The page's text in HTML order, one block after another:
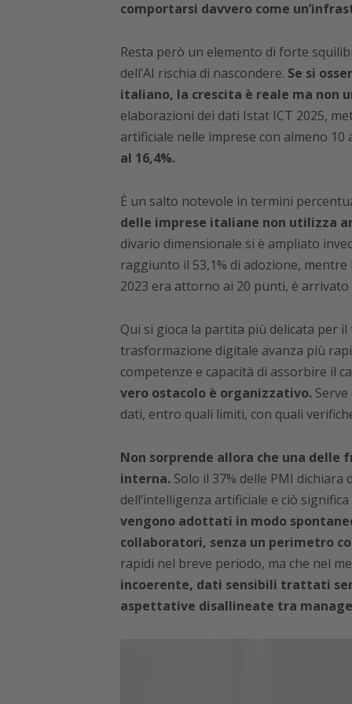
comportarsi davvero come
Resta però un elemento di forte
dell’AI rischia di nascondere. Se si
italiano, la crescita è reale ma non
elaborazioni dei dati Istat ICT 2025,
artificiale nelle imprese con almeno 10
al 16,4%.
È un salto notevole in termini
delle imprese italiane non utilizza
divario dimensionale si è ampliato
raggiunto il 53,1% di adozione,
2023 era attorno ai 20 punti, è
Qui si gioca la partita più delicata per
trasformazione digitale avanza più
competenze e capacità di assorbire il
vero ostacolo è organizzativo.Serve
dati, entro quali limiti, con quali
Non sorprende allora che una
interna.Solo il 37% delle PMI dichiara
dell’intelligenza artificiale e ciò
vengono adottati in modo
collaboratori, senza un perimetro
rapidi nel breve periodo, ma che nel
incoerente, dati sensibili trattati
aspettative disallineate tra